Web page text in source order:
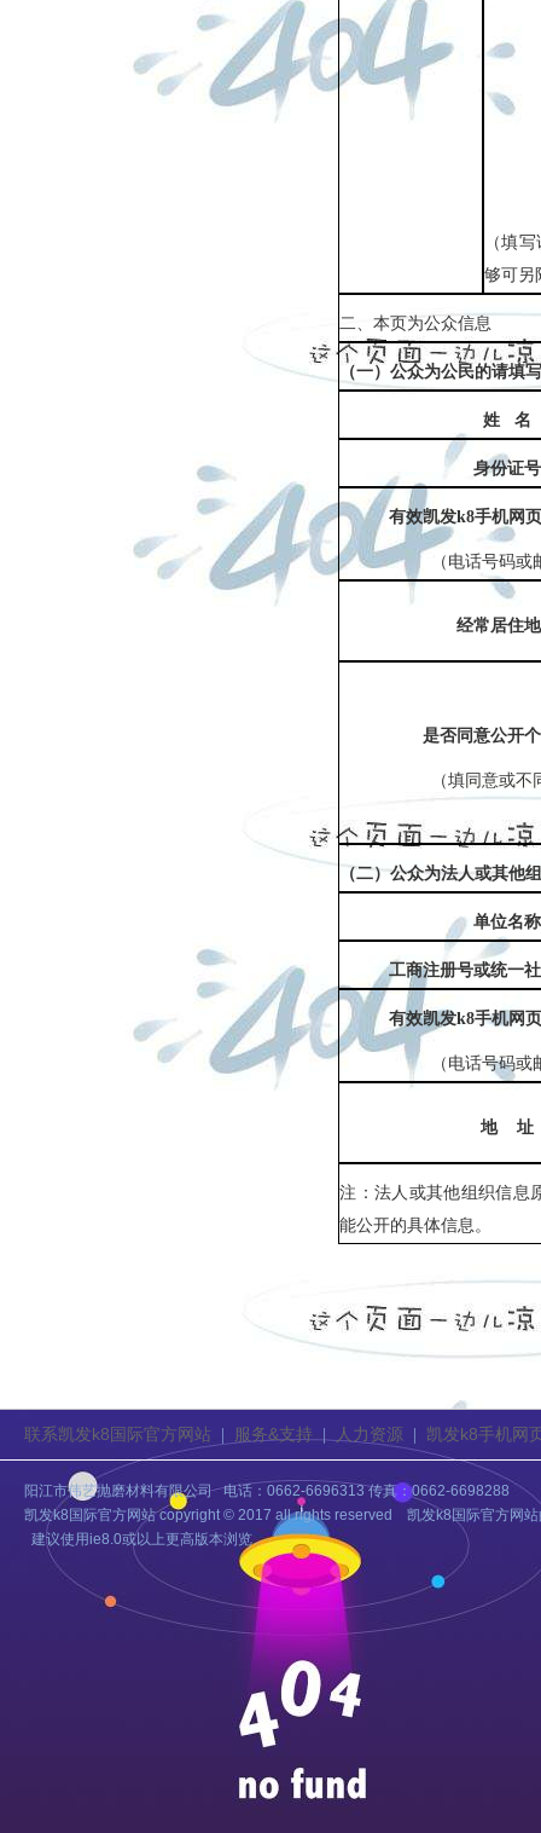
（填
够可另
二、本页为公众信息
（一）公众为公民的请填
姓 名
身份证号
有效凯发k8手机网
（电话号码或
经常居住
是否同意公开
（填同意或不
（二）公众为法人或其他
单位名称
工商注册号或统一
有效凯发k8手机网
（电话号码或
地 址
注：法人或其他组织信息
能公开的具体信息。
联系凯发k8国际官方网站 服务&支持| 人力资源 凯发k8手机网
阳江市伟艺抛磨材料有限公司 电话：0662-6696313 传真：0662-6698288
凯发k8国际官方网站 copyright © 2017 all rights reserved 凯发k8国际官方网站
建议使用ie8.0或以上更高版本浏览